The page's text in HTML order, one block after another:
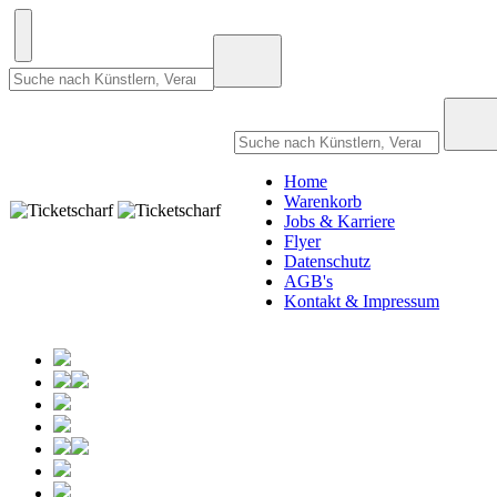
Home
Warenkorb
Jobs & Karriere
Flyer
Datenschutz
AGB's
Kontakt & Impressum